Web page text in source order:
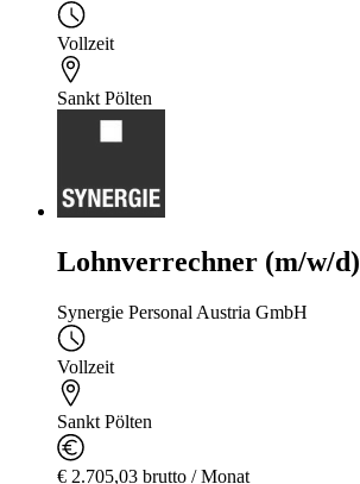
Vollzeit
Sankt Pölten
Lohnverrechner (m/w/d)
Synergie Personal Austria GmbH
Vollzeit
Sankt Pölten
€ 2.705,03 brutto / Monat